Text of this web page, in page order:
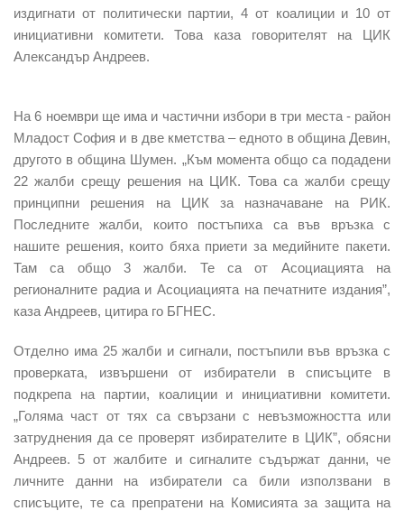
издигнати от политически партии, 4 от коалиции и 10 от
инициативни комитети. Това каза говорителят на ЦИК
Александър Андреев.
На 6 ноември ще има и частични избори в три места - район
Младост София и в две кметства – едното в община Девин,
другото в община Шумен. „Към момента общо са подадени
22 жалби срещу решения на ЦИК. Това са жалби срещу
принципни решения на ЦИК за назначаване на РИК.
Последните жалби, които постъпиха са във връзка с
нашите решения, които бяха приети за медийните пакети.
Там са общо 3 жалби. Те са от Асоциацията на
регионалните радиа и Асоциацията на печатните издания”,
каза Андреев, цитира го БГНЕС.
Отделно има 25 жалби и сигнали, постъпили във връзка с
проверката, извършени от избиратели в списъците в
подкрепа на партии, коалиции и инициативни комитети.
„Голяма част от тях са свързани с невъзможността или
затруднения да се проверят избирателите в ЦИК”, обясни
Андреев. 5 от жалбите и сигналите съдържат данни, че
личните данни на избиратели са били използвани в
списъците, те са препратени на Комисията за защита на